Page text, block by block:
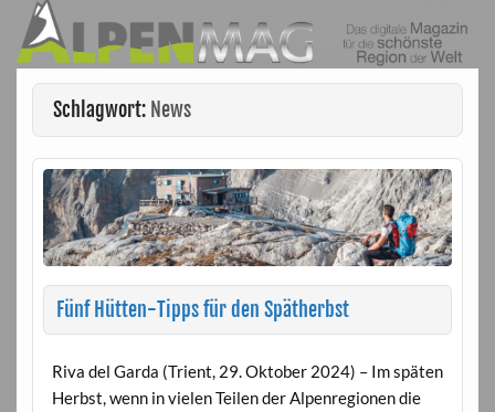
Schlagwort: News
Fünf Hütten-Tipps für den Spätherbst
Riva del Garda (Trient, 29. Oktober 2024) – Im späten
Herbst, wenn in vielen Teilen der Alpenregionen die